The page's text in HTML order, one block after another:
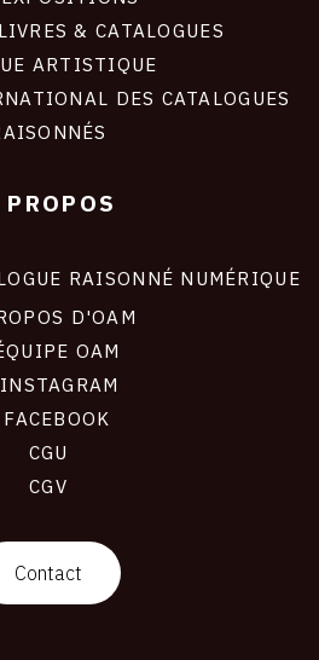
& CATALOGUES
ARTISTIQUE
DES CATALOGUES
RAISONNÉ NUMÉRIQUE
D'OAM
OAM
CGU
CGV
Contact